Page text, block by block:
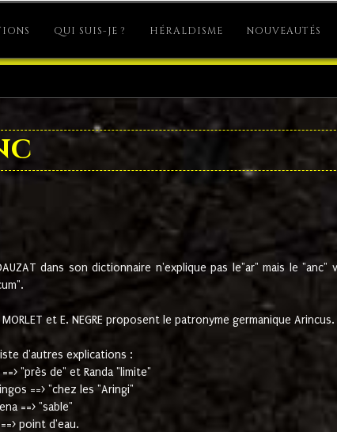
QUI SUIS-JE ? HÉRALDISME NOUVEAUTÉS
dans son dictionnaire n'explique pas le"ar" mais le "anc"
et E. NEGRE proposent le patronyme germanique Arincus.
d'autres explications :
"près de" et Randa "limite"
==> "chez les "Aringi"
==> "sable"
point d'eau.